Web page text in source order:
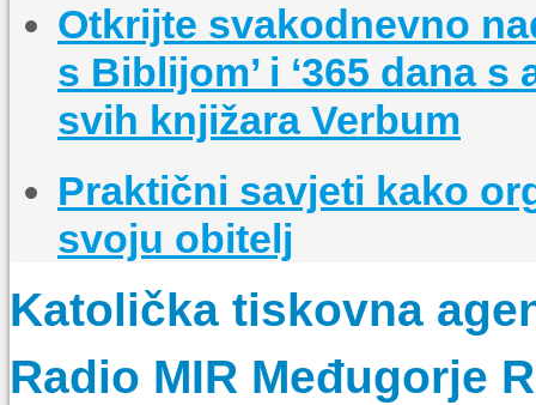
Otkrijte svakodnevno
s Biblijom’ i ‘365 dana
svih knjižara Verbum
Praktični savjeti kako
svoju obitelj
Katolička tiskovna
Radio MIR Međugorje